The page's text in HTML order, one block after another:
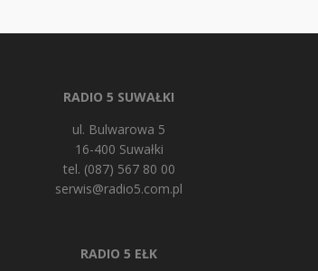
RADIO 5 SUWAŁKI
ul. Bulwarowa 5
16-400 Suwałki
tel. (087) 567 80 00
serwis@radio5.com.pl
RADIO 5 EŁK